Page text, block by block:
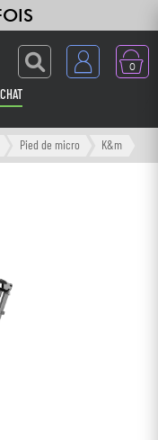
0
Pied de micro K&m